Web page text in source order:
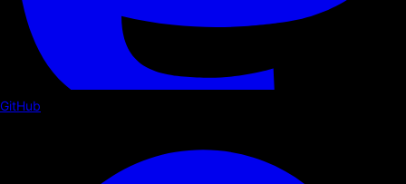
GitHub